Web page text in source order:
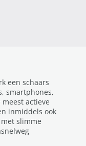
een schaars
smartphones,
actieve
inmiddels ook
slimme